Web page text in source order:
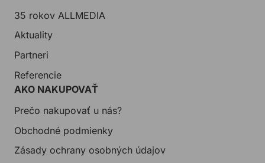
35 rokov ALLMEDIA
Aktuality
Partneri
Referencie
AKO NAKUPOVAŤ
Prečo nakupovať u nás?
Obchodné podmienky
Zásady ochrany osobných údajov